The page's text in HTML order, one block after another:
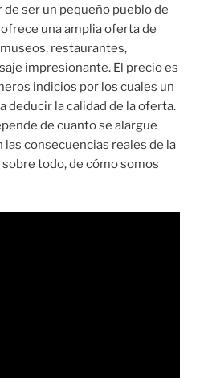
de ser un pequeño pueblo de
una amplia oferta de
restaurantes,
impresionante. El precio es
indicios por los cuales un
la calidad de la oferta.
de cuanto se alargue
las consecuencias reales de la
todo, de cómo somos